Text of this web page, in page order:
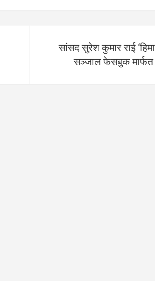
सांसद सुरेश कुमार राई
सञ्जाल फेसबुक मार्फत